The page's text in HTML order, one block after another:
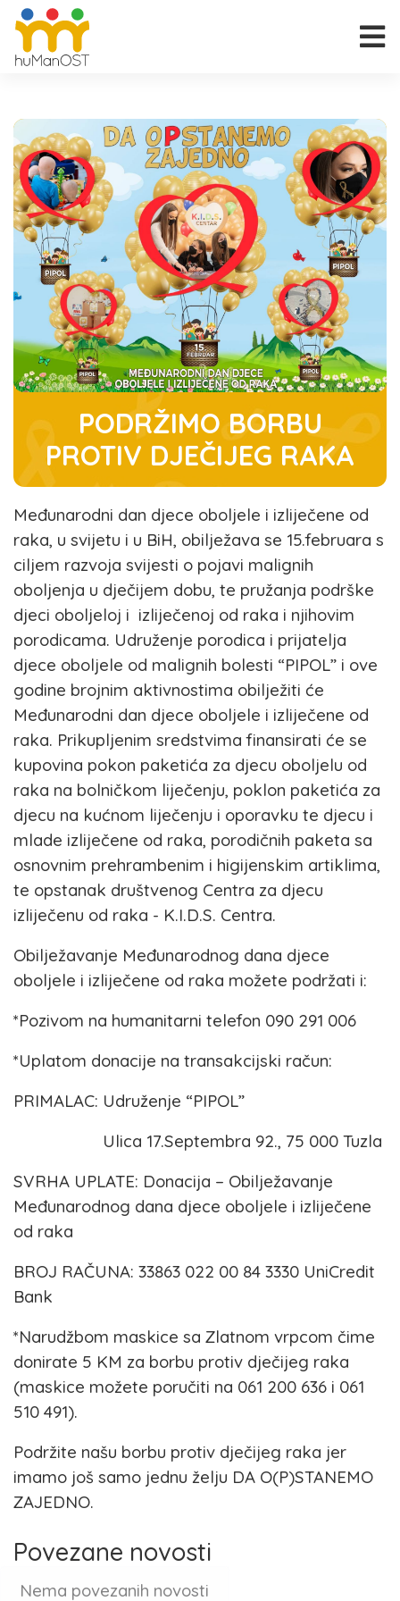
PODRŽIMO BORBU
PROTIV DJEČIJEG RAKA
Međunarodni dan djece oboljele i izliječene od
raka, u svijetu i u BiH, obilježava se 15.februara s
ciljem razvoja svijesti o pojavi malignih
oboljenja u dječijem dobu, te pružanja podrške
djeci oboljeloj i izliječenoj od raka i njihovim
porodicama. Udruženje porodica i prijatelja
djece oboljele od malignih bolesti “PIPOL” i ove
godine brojnim aktivnostima obilježiti će
Međunarodni dan djece oboljele i izliječene od
raka. Prikupljenim sredstvima finansirati će se
kupovina pokon paketića za djecu oboljelu od
raka na bolničkom liječenju, poklon paketića za
djecu na kućnom liječenju i oporavku te djecu i
mlade izliječene od raka, porodičnih paketa sa
osnovnim prehrambenim i higijenskim artiklima,
te opstanak društvenog Centra za djecu
izliječenu od raka - K.I.D.S. Centra.
Obilježavanje Međunarodnog dana djece
oboljele i izliječene od raka možete podržati i:
*Pozivom na humanitarni telefon 090 291 006
*Uplatom donacije na transakcijski račun:
PRIMALAC: Udruženje “PIPOL”
Ulica 17.Septembra 92., 75 000 Tuzla
SVRHA UPLATE: Donacija – Obilježavanje
Međunarodnog dana djece oboljele i izliječene
od raka
BROJ RAČUNA: 33863 022 00 84 3330 UniCredit
Bank
*Narudžbom maskice sa Zlatnom vrpcom čime
donirate 5 KM za borbu protiv dječijeg raka
(maskice možete poručiti na 061 200 636 i 061
510 491).
Podržite našu borbu protiv dječijeg raka jer
imamo još samo jednu želju DA O(P)STANEMO
ZAJEDNO.
Povezane novosti
Nema povezanih novosti